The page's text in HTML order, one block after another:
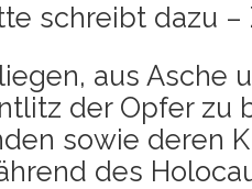
schreibt dazu –
aus Asche
der Opfer zu
sowie deren
des